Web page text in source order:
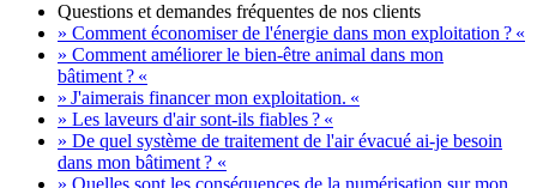
Questions et demandes fréquentes de nos clients
» Comment économiser de l'énergie dans mon exploitation ? «
» Comment améliorer le bien-être animal dans mon
bâtiment ? «
» J'aimerais financer mon exploitation. «
» Les laveurs d'air sont-ils fiables ? «
» De quel système de traitement de l'air évacué ai-je besoin
dans mon bâtiment ? «